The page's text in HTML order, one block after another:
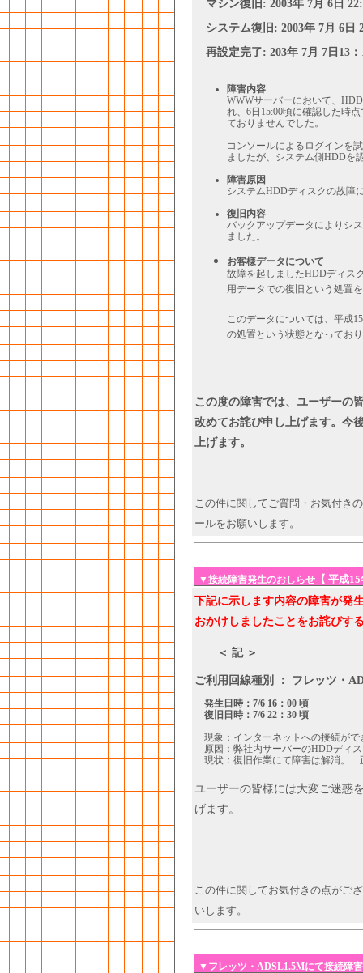
マシン復旧: 2003年 7月 6日
システム復旧: 2003年 7月 6日
再設定完了: 203年 7月 7日13：
障害内容
WWWサーバーにおいて、
れ、6日15:00頃に確認した時
ておりませんでした。
コンソールによるログインを
ましたが、システム側HDDを
障害原因
システムHDDディスクの故障
復旧内容
バックアップデータによりシ
ました。
お客様データについて
故障を起しましたHDDディス
用データでの復旧という処置
このデータについては、平成
の処置という状態となってお
この度の障害では、ユーザーの
改めてお詫び申し上げます。今
上げます。
この件に関してご質問・お気付き
ールをお願いします。
▼接続障害発生のおしらせ 【 平成
下記に示します内容の障害が発
おかけしましたことをお詫びす
＜ 記 ＞
ご利用回線種別 ： フレッツ
発生日時：7/6 16：00 頃
復旧日時：7/6 22：30 頃
現象：インターネットへの接続がで
原因：弊社内サーバーのHDDディ
現状：復旧作業にて障害は解消。
ユーザーの皆様には大変ご迷惑
げます。
この件に関してお気付きの点がご
いします。
▼フレッツ・ADSL1.5Mにて接続障